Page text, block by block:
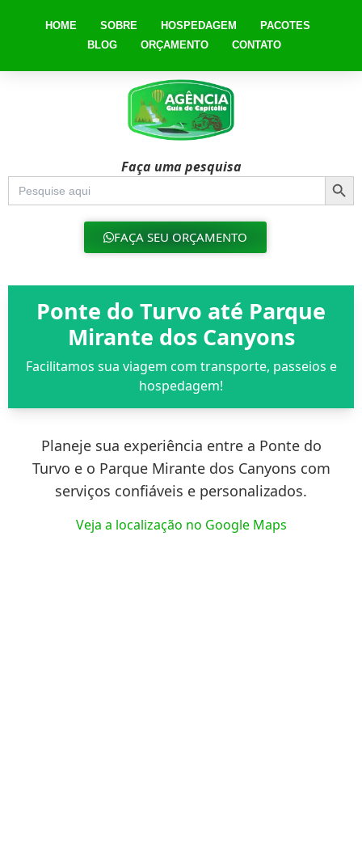
HOME SOBRE HOSPEDAGEM
PACOTES
BLOG
ORÇAMENTO CONTATO
Faça uma pesquisa
Search
for:
FAÇA SEU ORÇAMENTO
Ponte do Turvo até Parque
Mirante dos Canyons
Facilitamos sua viagem com transporte, passeios e
hospedagem!
Planeje sua experiência entre a Ponte do
Turvo e o Parque Mirante dos Canyons com
serviços confiáveis e personalizados.
Veja a localização no Google Maps